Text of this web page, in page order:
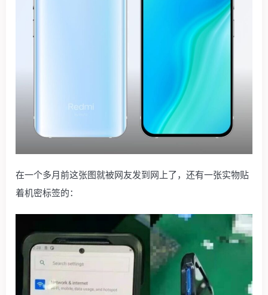
在一个多月前这张图就被网友发到网上了，还有一张实物贴
着机密标签的：